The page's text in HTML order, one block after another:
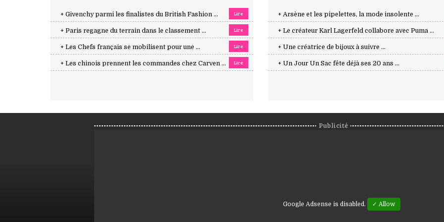
+ Givenchy parmi les finalistes du British Fashion ... Lire
+ Paris regagne du terrain dans le classement ... Lire
+ Les Chefs français se mobilisent pour une ... Lire
+ Les chinois prennent les commandes chez Carven ... Lire
+ Arsène et les pipelettes, la mode insolente ...
+ Le créateur Karl Lagerfeld collabore avec Puma ...
+ Une créatrice de bijoux à suivre ...
+ Un Jour Un Sac fête déjà ses 20 ans ...
Publicité
Google Adsense is disabled. ✓ Allow